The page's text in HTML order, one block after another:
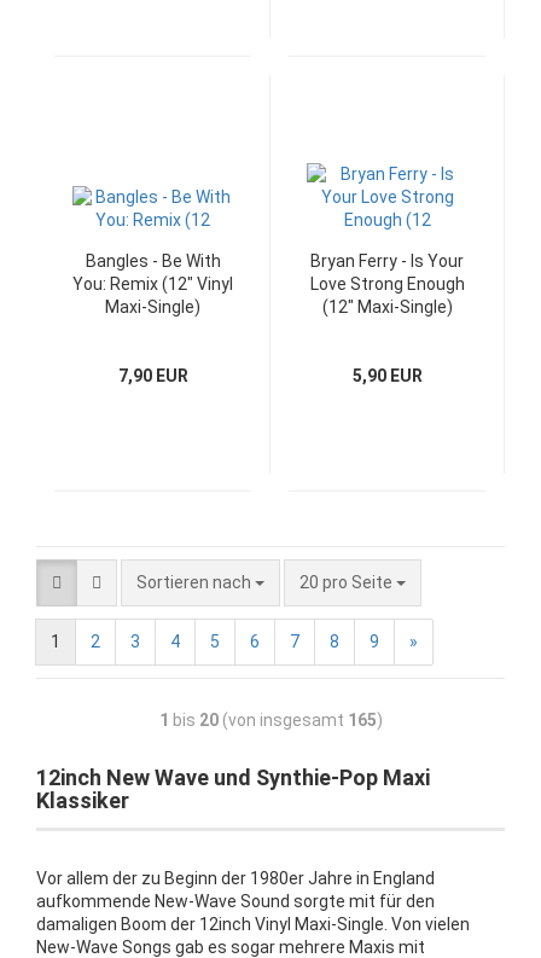
Bangles - Be With
You: Remix (12" Vinyl
Maxi-Single)
7,90 EUR
Bryan Ferry - Is Your
Love Strong Enough
(12" Maxi-Single)
5,90 EUR
Sortieren nach 20 pro Seite
1 2 3 4 5 6 7 8 9 »
1 bis 20(von insgesamt 165)
12inch New Wave und Synthie-Pop Maxi
Klassiker
Vor allem der zu Beginn der 1980er Jahre in England
aufkommende New-Wave Sound sorgte mit für den
damaligen Boom der 12inch Vinyl Maxi-Single. Von vielen
New-Wave Songs gab es sogar mehrere Maxis mit